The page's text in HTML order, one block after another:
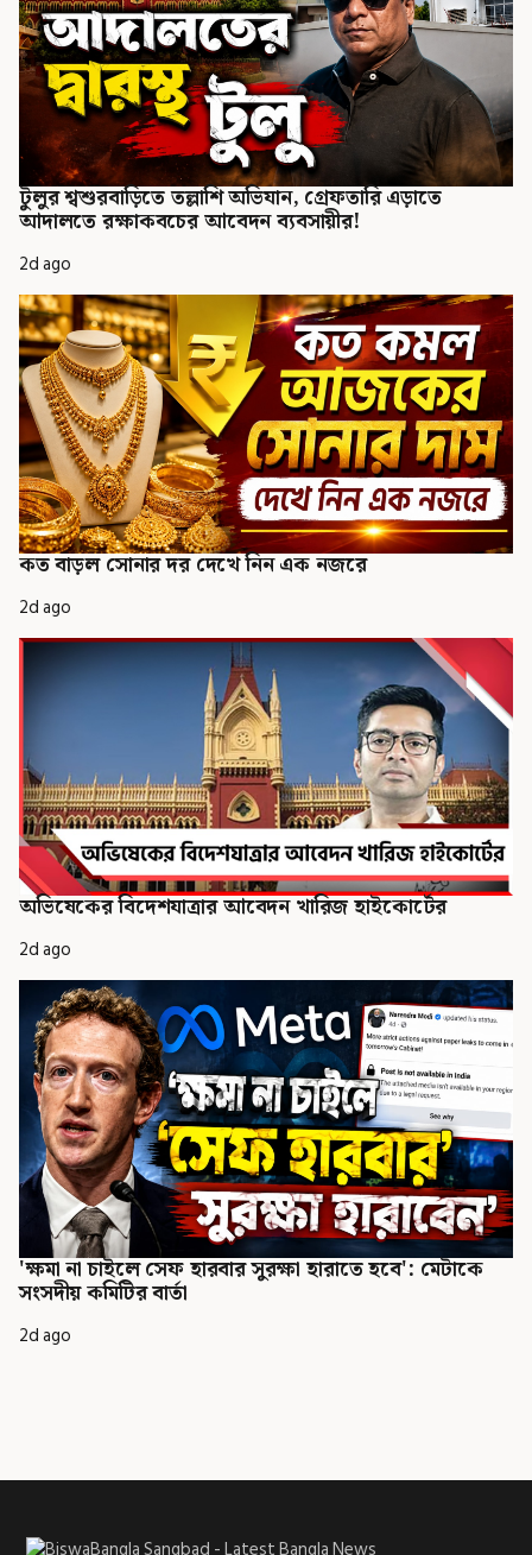
টুলুর শ্বশুরবাড়িতে তল্লাশি অভিযান, গ্রেফতারি এড়াতে
আদালতে রক্ষাকবচের আবেদন ব্যবসায়ীর!
2d ago
কত বাড়ল সোনার দর দেখে নিন এক নজরে
2d ago
অভিষেকের বিদেশযাত্রার আবেদন খারিজ হাইকোর্টের
2d ago
'ক্ষমা না চাইলে সেফ হারবার সুরক্ষা হারাতে হবে': মেটাকে
সংসদীয় কমিটির বার্তা
2d ago